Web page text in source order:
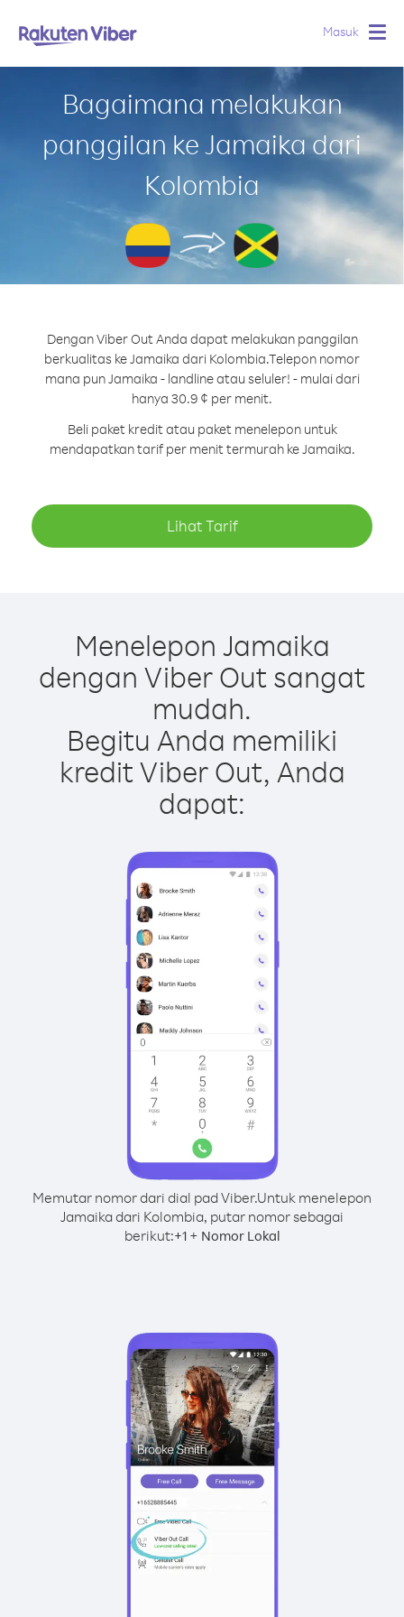
Masuk
Bagaimana melakukan
panggilan ke Jamaika dari
Kolombia
Dengan Viber Out Anda dapat melakukan panggilan
berkualitas ke Jamaika dari Kolombia.Telepon nomor
mana pun Jamaika - landline atau seluler! - mulai dari
hanya 30.9 ¢ per menit.
Beli paket kredit atau paket menelepon untuk
mendapatkan tarif per menit termurah ke Jamaika.
Lihat Tarif
Menelepon Jamaika
dengan Viber Out sangat
mudah.
Begitu Anda memiliki
kredit Viber Out, Anda
dapat:
Memutar nomor dari dial pad Viber.Untuk menelepon
Jamaika dari Kolombia, putar nomor sebagai
berikut:+1+ Nomor Lokal